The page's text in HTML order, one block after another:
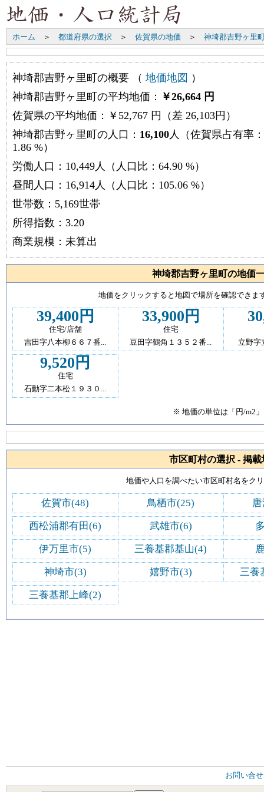
ホーム ＞ 都道府県の選択 ＞ 佐賀県の地価 ＞ 神埼郡吉野ヶ里
神埼郡吉野ヶ里町の概要 （ 地価地図 ）
神埼郡吉野ヶ里町の平均地価： ￥26,664 円
佐賀県の平均地価：￥52,767 円（差 26,103円）
神埼郡吉野ヶ里町の人口： 16,100人（佐賀県占有率：
1.86 %）
労働人口：10,449人（人口比：64.90 %）
昼間人口：16,914人（人口比：105.06 %）
世帯数：5,169世帯
所得指数：3.20
商業規模：未算出
神埼郡吉野ヶ里町の地価
地価をクリックすると地図で場所を確認できま
39,400円
住宅/店舗
吉田字八本柳６６７番...
33,900円
住宅
豆田字鶴角１３５２番...
立野字
9,520円
住宅
石動字二本松１９３０...
※ 地価の単位は「円/m2
市区町村の選択 - 掲
地価や人口を調べたい市区町村名をク
佐賀市(48) 鳥栖市(25)
西松浦郡有田(6) 武雄市(6)
伊万里市(5) 三養基郡基山(4)
神埼市(3) 嬉野市(3) 三養
三養基郡上峰(2)
お問い合せ